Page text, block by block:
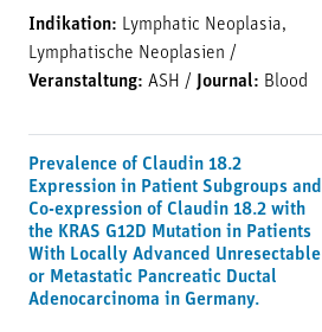
Indikation: Lymphatic Neoplasia,
Lymphatische Neoplasien /
Veranstaltung: ASH / Journal: Blood
Prevalence of Claudin 18.2
Expression in Patient Subgroups and
Co-expression of Claudin 18.2 with
the KRAS G12D Mutation in Patients
With Locally Advanced Unresectable
or Metastatic Pancreatic Ductal
Adenocarcinoma in Germany.